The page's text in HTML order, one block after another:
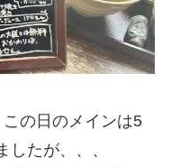
の日のメインは5
たが、、、